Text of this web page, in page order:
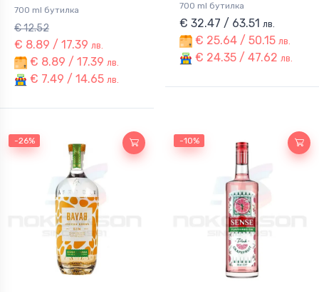
700 ml бутилка
€ 12.52
€ 8.89 / 17.39 лв.
€ 8.89 / 17.39 лв.
€ 7.49 / 14.65 лв.
700 ml бутилка
€ 32.47 / 63.51 лв.
€ 25.64 / 50.15 лв.
€ 24.35 / 47.62 лв.
-26% -10%